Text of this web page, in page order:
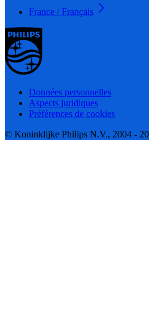
France / Français
Données personnelles
Aspects juridiques
Préférences de cookies
© Koninklijke Philips N.V., 2004 -